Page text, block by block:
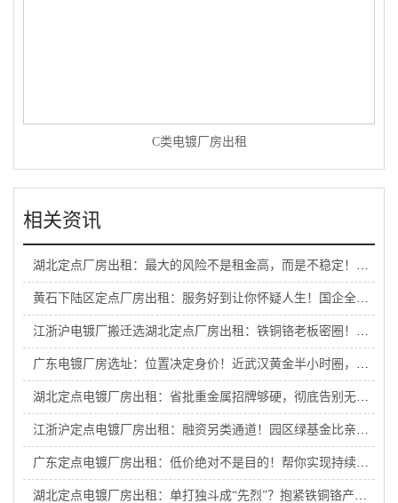
C类电镀厂房出租
相关资讯
湖北定点厂房出租：最大的风险不是租金高，而是不稳定！国企园区为长期生产保驾护航
黄石下陆区定点厂房出租：服务好到让你怀疑人生！国企全流程护航，来了就不想走！
江浙沪电镀厂搬迁选湖北定点厂房出租：铁铜铬老板密圈！入圈即享内部商机，抱团接大单！
广东电镀厂房选址：位置决定身价！近武汉黄金半小时圈，抢占升值潜力股！
湖北定点电镀厂房出租：省批重金属招牌够硬，彻底告别无证恐慌！
江浙沪定点电镀厂房出租：融资另类通道！园区绿基金比亲爹还管用，助江浙沪电镀厂外迁企业破局重生！
广东定点电镀厂房出租：低价绝对不是目的！帮你实现持续盈利才是国企初心！
湖北定点电镀厂房出租：单打独斗成“先烈”？抱紧铁铜铬产业链大腿才是王道！